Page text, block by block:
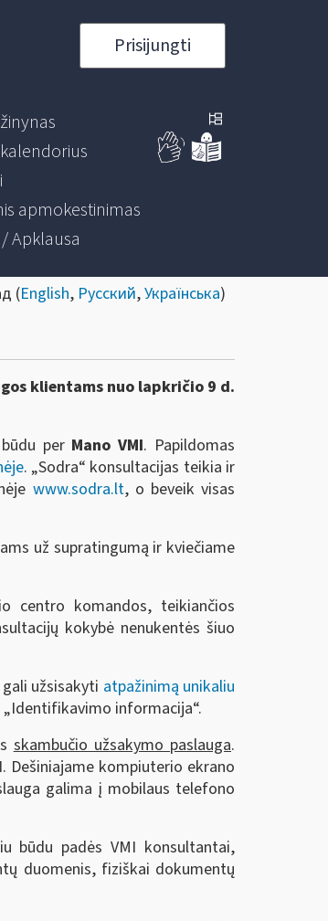
Prisijungti
apmokestinimas
Apklausa
(English, Русский,Українська)
klientams nuo lapkričio 9 d.
per Mano VMI. Papildomas
. „Sodra“ konsultacijas teikia ir
www.sodra.lt, o beveik visas
už supratingumą ir kviečiame
centro komandos, teikiančios
kokybė nenukentės šiuo
užsisakyti atpažinimą unikaliu
informacija“.
skambučio užsakymo paslauga.
Dešiniajame kompiuterio ekrano
galima į mobilaus telefono
būdu padės VMI konsultantai,
duomenis, fiziškai dokumentų